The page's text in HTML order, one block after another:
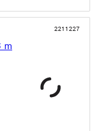
2211227
m